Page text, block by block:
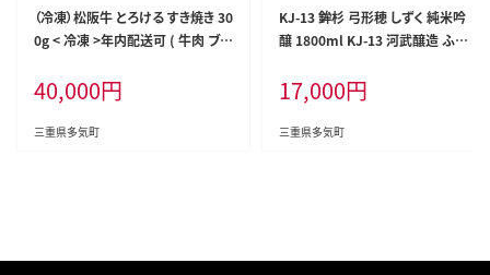
（冷凍）松阪牛 とろける すき焼き 30
0g < 冷凍 >年内配送可 ( 牛肉 ブラ
坂牛 しゃぶしゃぶ 肩ロース 肩 霜
ふり肉 霜降りしゃぶしゃぶ 松阪牛
とろける 牛肉 しゃぶしゃぶ肉 自宅
40,000円
三重県多気町
KJ-13 鉾杉 弓形穂 しずく 純米吟
醸 1800ml KJ-13 河武醸造 ふる
山田錦 アルコール 15度 日本酒 清
酒 酒 国産 伊勢の国 ライスワイン
三重県 多気町
17,000円
三重県多気町